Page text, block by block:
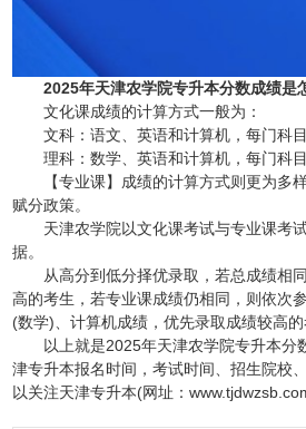
2025年天津农学院专升本分数成绩是
‌文化课成绩‌的计算方式一般为：
文科：语文、英语和计算机，每门科目
理科：数学、英语和计算机，每门科目
【专业课】成绩‌的计算方式则更为多样
赋分政策。
天津农学院以文化课考试与专业课考试
据。
从高分到低分择优录取，若总成绩相同
高的考生，若专业课成绩仍相同，则依次
(数学)、计算机成绩，优先录取成绩较高的
以上就是2025年天津农学院专升本分
津专升本报名时间，考试时间、招生院校
以关注天津专升本(网址：